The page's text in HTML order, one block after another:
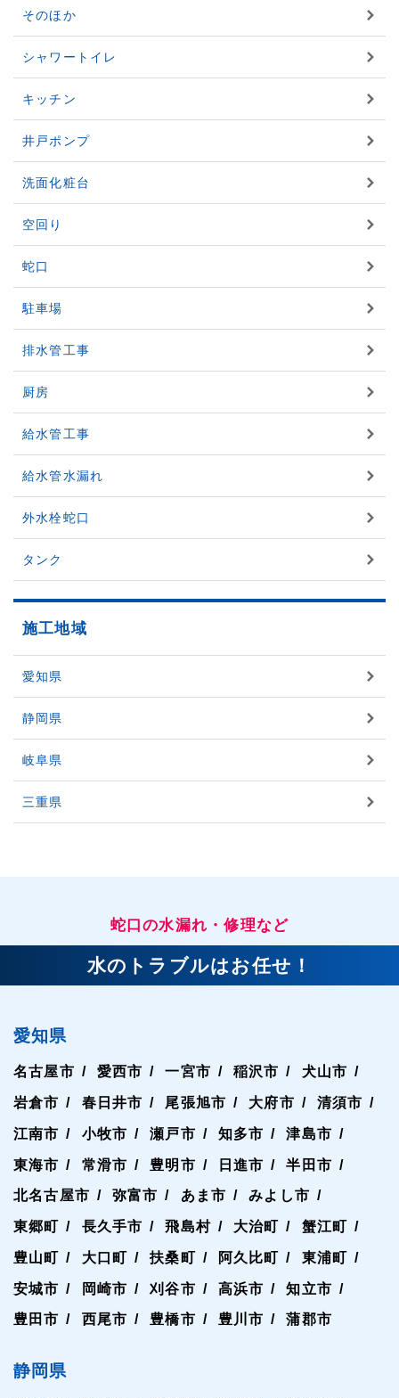
そのほか
シャワートイレ
キッチン
井戸ポンプ
洗面化粧台
空回り
蛇口
駐車場
排水管工事
厨房
給水管工事
給水管水漏れ
外水栓蛇口
タンク
施工地域
愛知県
静岡県
岐阜県
三重県
蛇口の水漏れ・修理など
水のトラブルはお任せ！
愛知県
名古屋市 愛西市 一宮市 稲沢市 犬山市
岩倉市 春日井市 尾張旭市 大府市 清須市
江南市 小牧市 瀬戸市 知多市 津島市
東海市 常滑市 豊明市 日進市 半田市
北名古屋市 弥富市 あま市 みよし市
東郷町 長久手市 飛島村 大治町 蟹江町
豊山町 大口町 扶桑町 阿久比町 東浦町
安城市 岡崎市 刈谷市 高浜市 知立市
豊田市 西尾市 豊橋市 豊川市 蒲郡市
静岡県